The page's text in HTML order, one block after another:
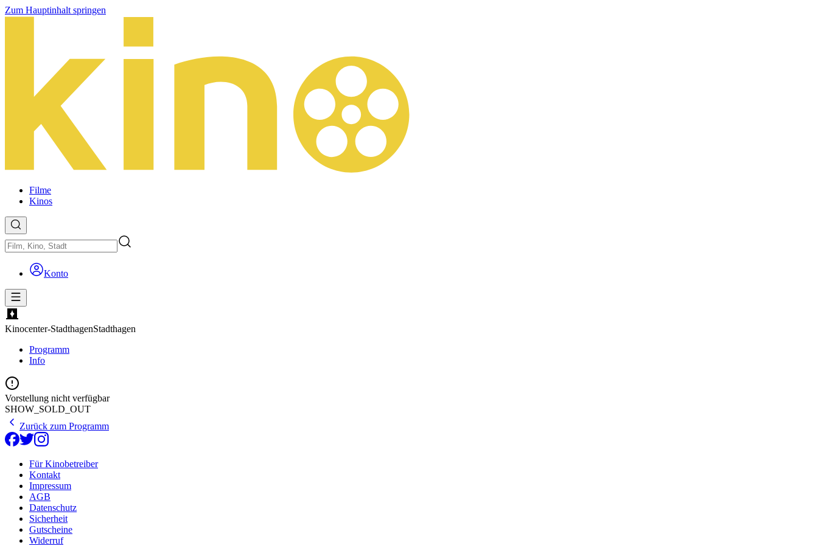
Zum Hauptinhalt springen
Filme
Kinos
Konto
Kinocenter-StadthagenStadthagen
Programm
Info
Vorstellung nicht verfügbar
SHOW_SOLD_OUT
Zurück zum Programm
Für Kinobetreiber
Kontakt
Impressum
AGB
Datenschutz
Sicherheit
Gutscheine
Widerruf